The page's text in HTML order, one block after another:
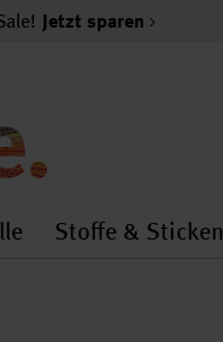
Jetzt sparen
Wolle
Stoffe & Sticken